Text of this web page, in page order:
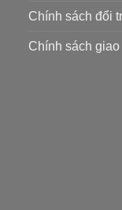
Chính sách đổi
Chính sách giao